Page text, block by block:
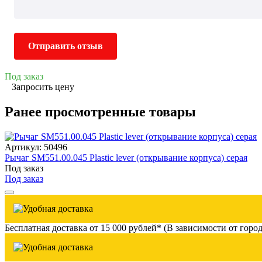
Отправить отзыв
Под заказ
Запросить цену
Ранее просмотренные товары
Артикул: 50496
Рычаг SM551.00.045 Plastic lever (открывание корпуса) серая
Под заказ
Под заказ
Бесплатная доставка от 15 000 рублей* (В зависимости от